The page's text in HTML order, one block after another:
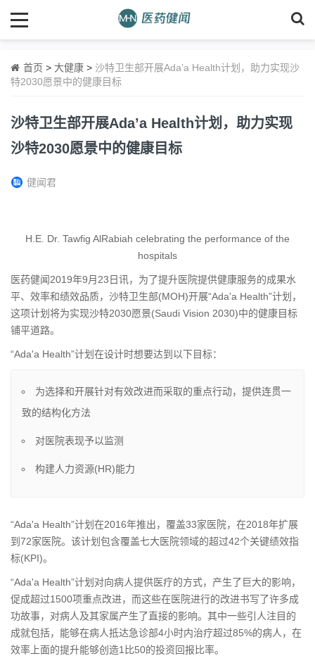
首页 > 大健康 > 沙特卫生部开展Ada’a Health计划，助力实现沙
特2030愿景中的健康目标
沙特卫生部开展Ada’a Health计划，助力实现
沙特2030愿景中的健康目标
健闻君
H.E. Dr. Tawfig AlRabiah celebrating the performance of the
hospitals
医药健闻2019年9月23日讯，为了提升医院提供健康服务的成果水
平、效率和绩效品质，沙特卫生部(MOH)开展“Ada'a Health”计划，
这项计划将为实现沙特2030愿景(Saudi Vision 2030)中的健康目标
铺平道路。
“Ada'a Health”计划在设计时想要达到以下目标：
为选择和开展针对有效改进而采取的重点行动，提供连贯一
致的结构化方法
对医院表现予以监测
构建人力资源(HR)能力
“Ada'a Health”计划在2016年推出，覆盖33家医院，在2018年扩展
到72家医院。该计划包含覆盖七大医院领域的超过42个关键绩效指
标(KPI)。
“Ada'a Health”计划对向病人提供医疗的方式，产生了巨大的影响，
促成超过1500项重点改进，而这些在医院进行的改进书写了许多成
功故事，对病人及其家属产生了直接的影响。其中一些引人注目的
成就包括，能够在病人抵达急诊部4小时内治疗超过85%的病人，在
效率上面的提升能够创造1比50的投资回报比率。